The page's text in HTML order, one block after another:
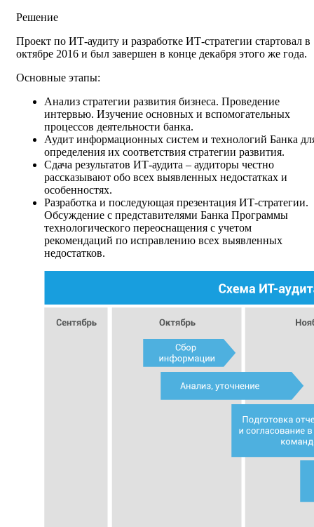
Решение
Проект по ИТ-аудиту и разработке ИТ-стратегии стартовал в
октябре 2016 и был завершен в конце декабря этого же года.
Основные этапы:
Анализ стратегии развития бизнеса. Проведение
интервью. Изучение основных и вспомогательных
процессов деятельности банка.
Аудит информационных систем и технологий Банка
определения их соответствия стратегии развития.
Сдача результатов ИТ-аудита – аудиторы честно
рассказывают обо всех выявленных недостатках и
особенностях.
Разработка и последующая презентация ИТ-стратегии.
Обсуждение с представителями Банка Программы
технологического переоснащения с учетом
рекомендаций по исправлению всех выявленных
недостатков.